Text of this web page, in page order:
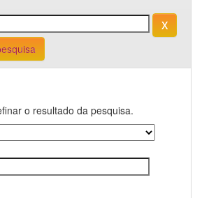
o resultado da pesquisa.